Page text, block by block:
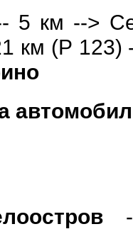
5 км -->
км (Р 123)